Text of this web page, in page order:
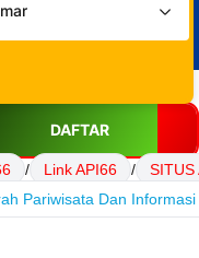
DAFTAR
/ Link API66 /
SITUS
Pariwisata Dan